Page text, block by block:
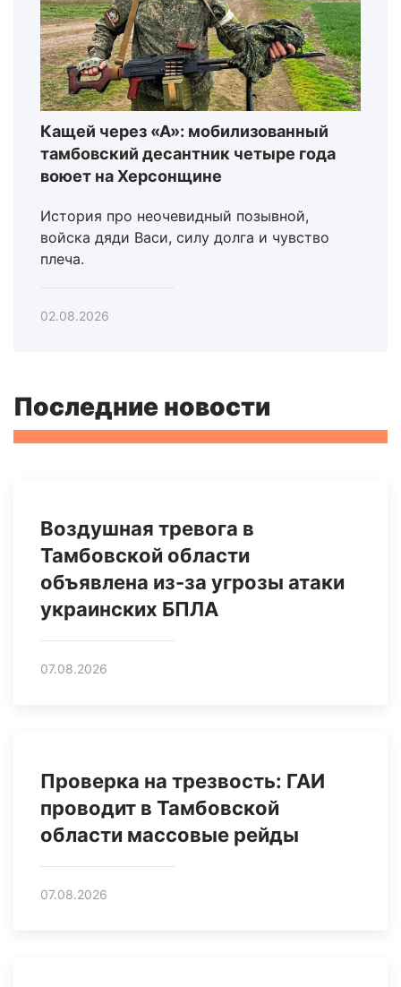
Кащей через «А»: мобилизованный
тамбовский десантник четыре года
воюет на Херсонщине
История про неочевидный позывной,
войска дяди Васи, силу долга и чувство
плеча.
02.08.2026
Последние новости
Воздушная тревога в
Тамбовской области
объявлена из-за угрозы атаки
украинских БПЛА
07.08.2026
Проверка на трезвость: ГАИ
проводит в Тамбовской
области массовые рейды
07.08.2026